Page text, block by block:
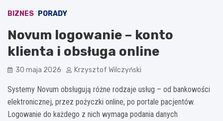
BIZNES PORADY
Novum logowanie – konto
klienta i obsługa online
30 maja 2026 Krzysztof Wilczyński
Systemy Novum obsługują różne rodzaje usług – od bankowości
elektronicznej, przez pożyczki online, po portale pacjentów.
Logowanie do każdego z nich wymaga podania danych